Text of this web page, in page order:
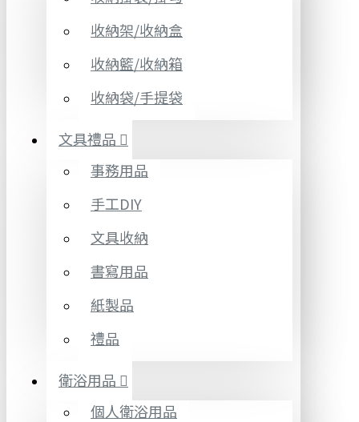
收納架/收納盒
收納籃/收納箱
收納袋/手提袋
文具禮品
事務用品
手工DIY
文具收納
書寫用品
紙製品
禮品
衛浴用品
個人衛浴用品